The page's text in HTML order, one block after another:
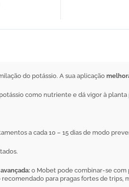
do potássio. A sua aplicação
como nutriente e dá vigor à
a cada 10 – 15 dias de modo
o Mobet pode combinar-se com
para pragas fortes de trips,